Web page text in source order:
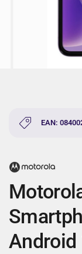
EAN:
Android